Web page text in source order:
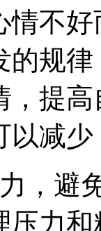
情不
的规
，提
以减
，避
压力